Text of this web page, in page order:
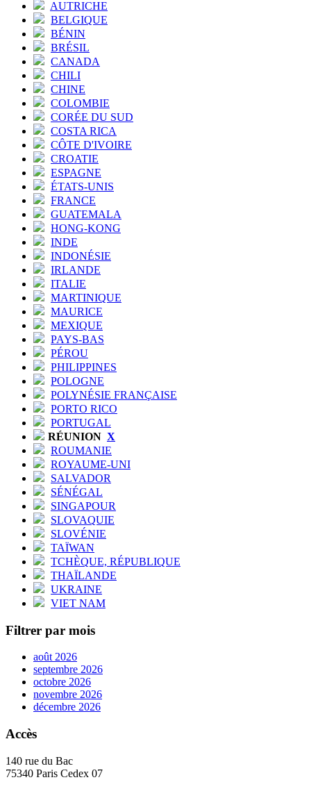
AUTRICHE
BELGIQUE
BÉNIN
BRÉSIL
CANADA
CHILI
CHINE
COLOMBIE
CORÉE DU SUD
COSTA RICA
CÔTE D'IVOIRE
CROATIE
ESPAGNE
ÉTATS-UNIS
FRANCE
GUATEMALA
HONG-KONG
INDE
INDONÉSIE
IRLANDE
ITALIE
MARTINIQUE
MAURICE
MEXIQUE
PAYS-BAS
PÉROU
PHILIPPINES
POLOGNE
POLYNÉSIE FRANÇAISE
PORTO RICO
PORTUGAL
RÉUNION X
ROUMANIE
ROYAUME-UNI
SALVADOR
SÉNÉGAL
SINGAPOUR
SLOVAQUIE
SLOVÉNIE
TAÏWAN
TCHÈQUE, RÉPUBLIQUE
THAÏLANDE
UKRAINE
VIET NAM
Filtrer par mois
août 2026
septembre 2026
octobre 2026
novembre 2026
décembre 2026
Accès
140 rue du Bac
75340 Paris Cedex 07